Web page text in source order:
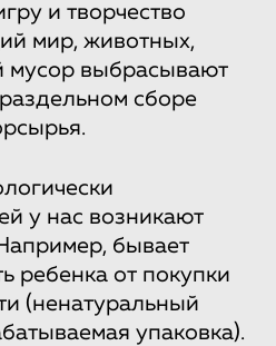
и творчество
мир, животных,
мусор выбрасывают
сборе
у нас возникают
бывает
ребенка от покупки
(ненатуральный
упаковка).